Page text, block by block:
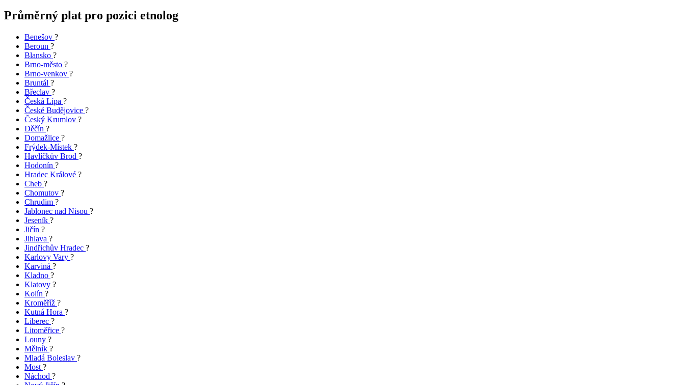
Průměrný plat pro pozici etnolog
Benešov ?
Beroun ?
Blansko ?
Brno-město ?
Brno-venkov ?
Bruntál ?
Břeclav ?
Česká Lípa ?
České Budějovice ?
Český Krumlov ?
Děčín ?
Domažlice ?
Frýdek-Místek ?
Havlíčkův Brod ?
Hodonín ?
Hradec Králové ?
Cheb ?
Chomutov ?
Chrudim ?
Jablonec nad Nisou ?
Jeseník ?
Jičín ?
Jihlava ?
Jindřichův Hradec ?
Karlovy Vary ?
Karviná ?
Kladno ?
Klatovy ?
Kolín ?
Kroměříž ?
Kutná Hora ?
Liberec ?
Litoměřice ?
Louny ?
Mělník ?
Mladá Boleslav ?
Most ?
Náchod ?